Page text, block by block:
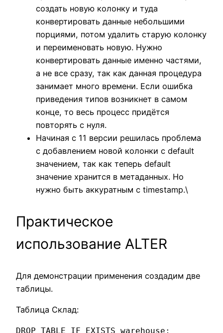
создать новую колонку и туда
конвертировать данные небольшими
порциями, потом удалить старую колонку
и переименовать новую. Нужно
конвертировать данные именно частями,
а не все сразу, так как данная процедура
занимает много времени. Если ошибка
приведения типов возникнет в самом
конце, то весь процесс придётся
повторять с нуля.
Начиная с 11 версии решилась проблема
с добавлением новой колонки с default
значением, так как теперь default
значение хранится в метаданных. Но
нужно быть аккуратным с timestamp.\
Практическое
использование ALTER
Для демонстрации применения создадим две
таблицы.
Таблица Склад:
DROP TABLE IF EXISTS warehouse;